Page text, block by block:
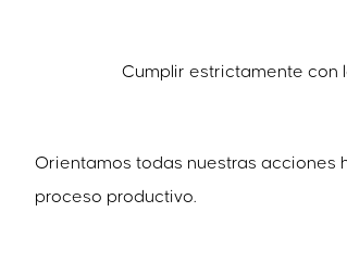
Cumplir estrictamente con
Orientamos todas nuestras acciones
proceso productivo.